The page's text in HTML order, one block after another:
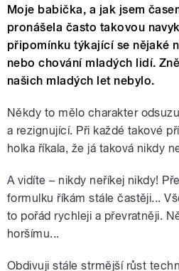
Moje babička, a jak jsem
pronášela často takovou
připomínku týkající se nějaké
nebo chování mladých lidí.
našich mladých let nebylo.
Někdy to mělo charakter
a rezignující. Při každé takové
holka říkala, že já taková nikdy
A vidíte – nikdy neříkej nikdy!
formulku říkám stále častěji...
to pořád rychleji a převratněji.
horšímu...
Obdivuji stále strmější růst